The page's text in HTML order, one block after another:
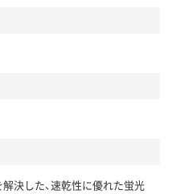
決した、速乾性に優れた蛍光